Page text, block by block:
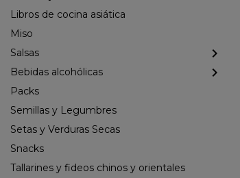
Libros de cocina asiática
Miso
Salsas
Bebidas alcohólicas
Packs
Semillas y Legumbres
Setas y Verduras Secas
Snacks
Tallarines y fideos chinos y orientales